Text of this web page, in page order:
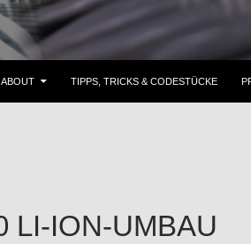
ABOUT
TIPPS, TRICKS & CODESTÜCKE
LI-ION-UMBAU